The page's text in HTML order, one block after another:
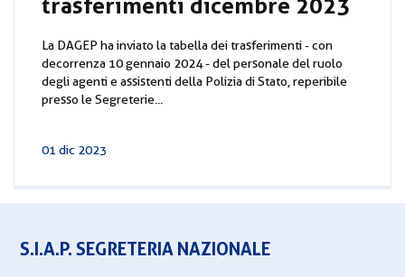
La DAGEP ha inviato la tabella dei trasferimenti - con
decorrenza 10 gennaio 2024 - del personale del ruolo
degli agenti e assistenti della Polizia di Stato, reperibile
presso le Segreterie...
01 dic 2023
S.I.A.P. SEGRETERIA NAZIONALE